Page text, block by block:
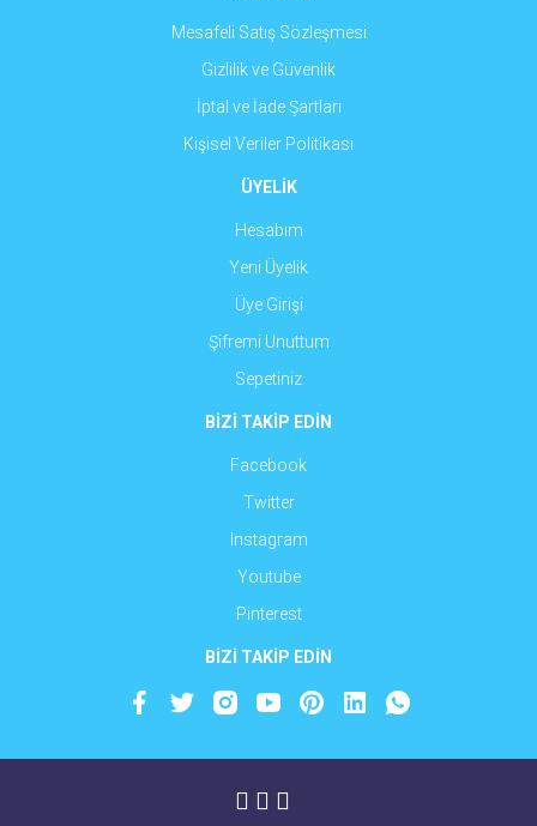
Mesafeli Satış Sözleşmesi
Gizlilik ve Güvenlik
İptal ve İade Şartları
Kişisel Veriler Politikası
ÜYELİK
Hesabım
Yeni Üyelik
Üye Girişi
Şifremi Unuttum
Sepetiniz
BİZİ TAKİP EDİN
Facebook
Twitter
Instagram
Youtube
Pinterest
BİZİ TAKİP EDİN